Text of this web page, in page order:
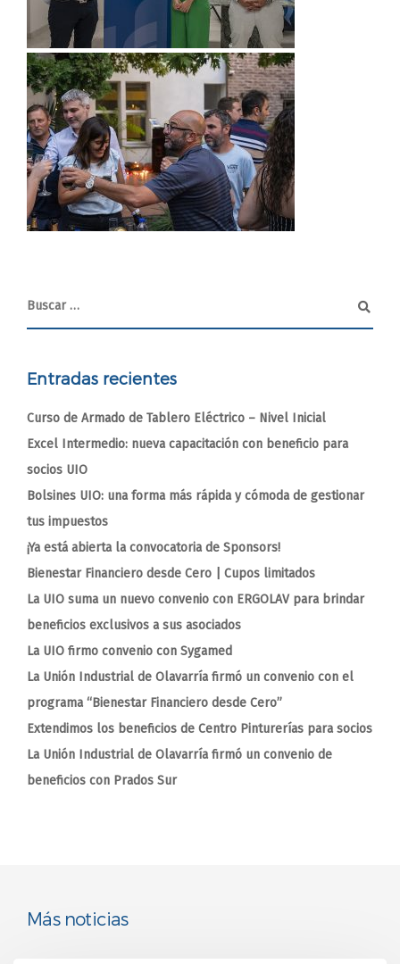
Entradas recientes
Curso de Armado de Tablero Eléctrico – Nivel Inicial
Excel Intermedio: nueva capacitación con beneficio para
socios UIO
Bolsines UIO: una forma más rápida y cómoda de gestionar
tus impuestos
¡Ya está abierta la convocatoria de Sponsors!
Bienestar Financiero desde Cero | Cupos limitados
La UIO suma un nuevo convenio con ERGOLAV para brindar
beneficios exclusivos a sus asociados
La UIO firmo convenio con Sygamed
La Unión Industrial de Olavarría firmó un convenio con el
programa “Bienestar Financiero desde Cero”
Extendimos los beneficios de Centro Pinturerías para socios
La Unión Industrial de Olavarría firmó un convenio de
beneficios con Prados Sur
Más noticias